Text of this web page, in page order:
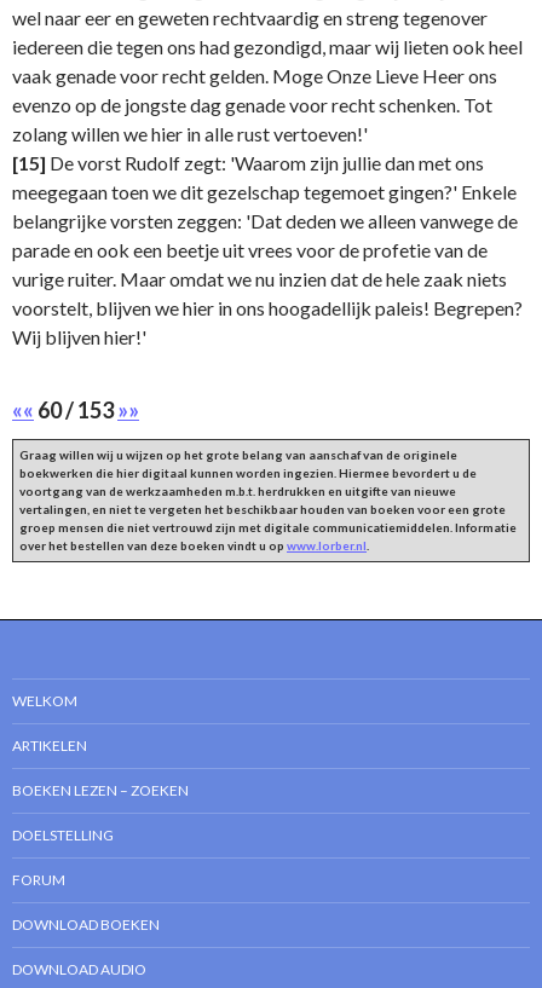
wel naar eer en geweten rechtvaardig en streng tegenover
iedereen die tegen ons had gezondigd, maar wij lieten ook heel
vaak genade voor recht gelden. Moge Onze Lieve Heer ons
evenzo op de jongste dag genade voor recht schenken. Tot
zolang willen we hier in alle rust vertoeven!'
[15] De vorst Rudolf zegt: 'Waarom zijn jullie dan met ons
meegegaan toen we dit gezelschap tegemoet gingen?' Enkele
belangrijke vorsten zeggen: 'Dat deden we alleen vanwege de
parade en ook een beetje uit vrees voor de profetie van de
vurige ruiter. Maar omdat we nu inzien dat de hele zaak niets
voorstelt, blijven we hier in ons hoogadellijk paleis! Begrepen?
Wij blijven hier!'
«« 60 / 153»»
Graag willen wij u wijzen op het grote belang van aanschaf van de originele
boekwerken die hier digitaal kunnen worden ingezien. Hiermee bevordert u de
voortgang van de werkzaamheden m.b.t. herdrukken en uitgifte van nieuwe
vertalingen, en niet te vergeten het beschikbaar houden van boeken voor een grote
groep mensen die niet vertrouwd zijn met digitale communicatiemiddelen. Informatie
over het bestellen van deze boeken vindt u op www.lorber.nl
WELKOM
ARTIKELEN
BOEKEN LEZEN – ZOEKEN
DOELSTELLING
FORUM
DOWNLOAD BOEKEN
DOWNLOAD AUDIO